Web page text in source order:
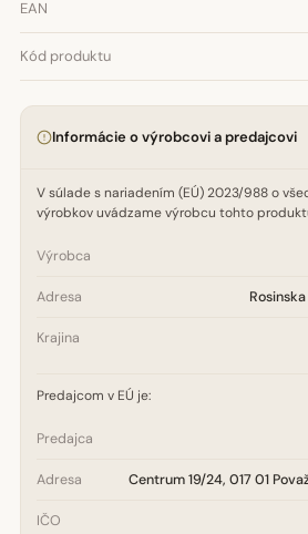
EAN
Kód produktu
Informácie o výrobcovi a predajcovi
V súlade s nariadením (EÚ) 2023/988 o
výrobkov uvádzame výrobcu tohto
Výrobca
Adresa
Krajina
Predajcom v EÚ je:
Predajca
Adresa Centrum 19/24, 017 01
IČO